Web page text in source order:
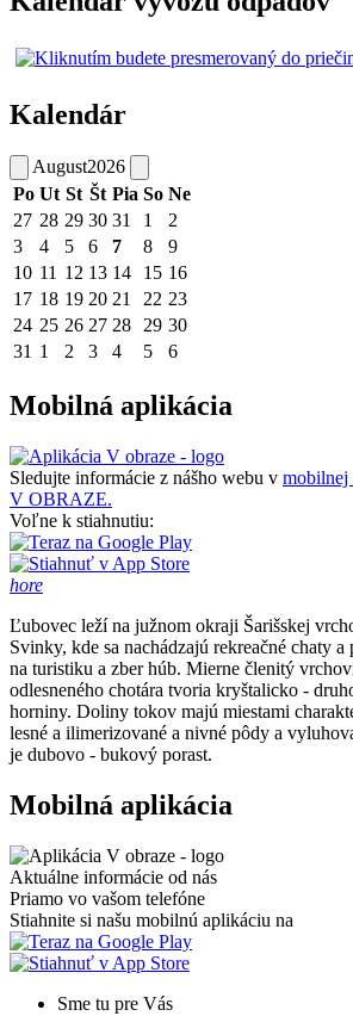
Kalendár
August2026
Po Ut St Št Pia So Ne
27 28 29 30 31 1
2
3
4 5 6 7 8
9
10 11 12 13 14 15 16
17 18 19 20 21 22 23
24 25 26 27 28 29 30
31 1 2 3 4 5 6
Mobilná aplikácia
Sledujte informácie z nášho webu v mobilnej
V OBRAZE.
Voľne k stiahnutiu:
hore
Ľubovec leží na južnom okraji Šarišskej
Svinky, kde sa nachádzajú rekreačné chaty a
na turistiku a zber húb. Mierne členitý
odlesneného chotára tvoria kryštalicko -
horniny. Doliny tokov majú miestami
lesné a ilimerizované a nivné pôdy a
je dubovo - bukový porast.
Mobilná aplikácia
Aktuálne informácie od nás
Priamo vo vašom telefóne
Stiahnite si našu mobilnú aplikáciu na
Sme tu pre Vás